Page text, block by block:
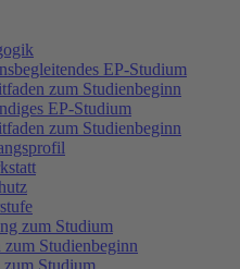
EP-Studium
zum Studienbeginn
EP-Studium
zum Studienbeginn
zum Studium
zum Studienbeginn